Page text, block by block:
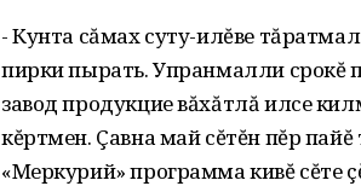
- Кунта сăмах суту-илĕве
пирки пырать. Упранмалли срокĕ
завод продукцие вăхăтлă илсе
кĕртмен. Çавна май сĕтĕн пĕр
«Меркурий» программа кивĕ сĕте